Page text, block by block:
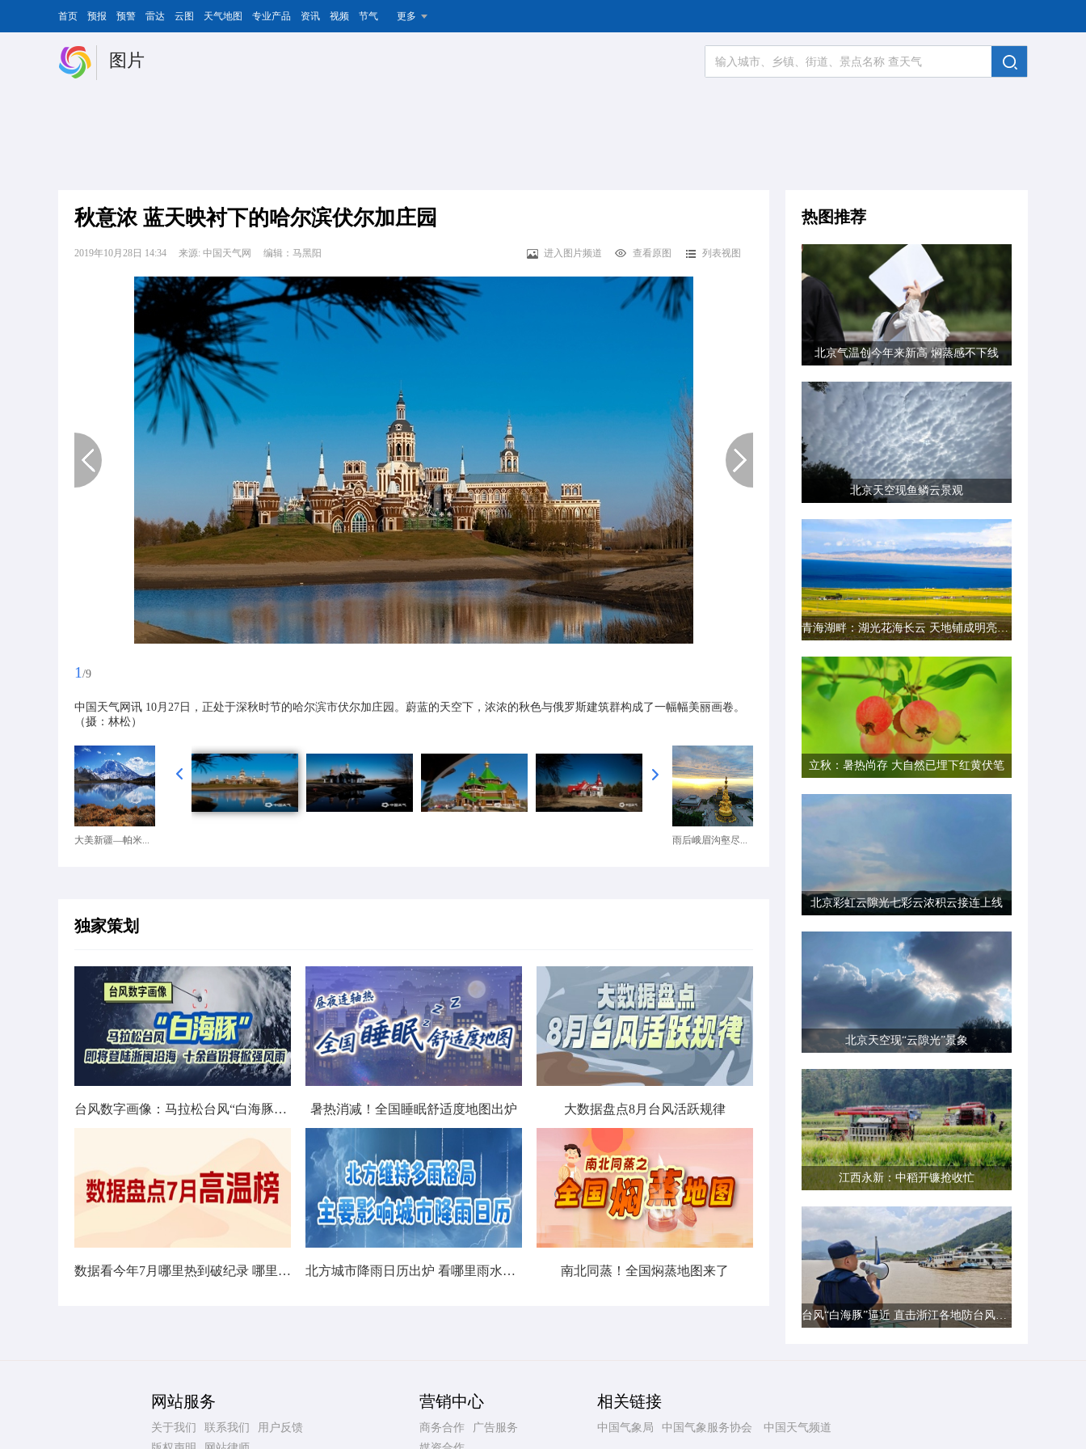
首页 预报 预警 雷达 云图 天气地图 专业产品 资讯 视频 节气 更多
图片
秋意浓 蓝天映衬下的哈尔滨伏尔加庄园
2019年10月28日 14:34 来源: 中国天气网 编辑：马黑阳 进入图片频道 查看原图 列表视图
1 /9
中国天气网讯 10月27日，正处于深秋时节的哈尔滨市伏尔加庄园。蔚蓝的天空下，浓浓的秋色与俄罗斯建筑群构成了一幅幅美丽画卷。
（摄：林松）
大美新疆—帕米... 雨后峨眉沟壑尽...
独家策划
台风数字画像：马拉松台风“白海豚”将影响十余省份 暑热消减！全国睡眠舒适度地图出炉 大数据盘点8月台风活跃规律
数据看今年7月哪里热到破纪录 哪里暑热连轴转 北方城市降雨日历出炉 看哪里雨水超长待机 南北同蒸！全国焖蒸地图来了
热图推荐
北京气温创今年来新高 焖蒸感不下线
北京天空现鱼鳞云景观
青海湖畔：湖光花海长云 天地铺成明亮画卷
立秋：暑热尚存 大自然已埋下红黄伏笔
北京彩虹云隙光七彩云浓积云接连上线
北京天空现“云隙光”景象
江西永新：中稻开镰抢收忙
台风“白海豚”逼近 直击浙江各地防台风一线现场
网站服务
关于我们 联系我们
用户反馈
营销中心
商务合作
广告服务
相关链接
中国气象局 中国气象服务协会 中国天气频道